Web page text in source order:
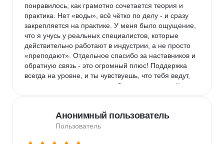
понравилось, как грамотно сочетается теория и
практика. Нет «воды», всё чётко по делу - и сразу
закрепляется на практике. У меня было ощущение,
что я учусь у реальных специалистов, которые
действительно работают в индустрии, а не просто
«преподают». Отдельное спасибо за наставников и
обратную связь - это огромный плюс! Поддержка
всегда на уровне, и ты чувствуешь, что тебя ведут,
подсказывают, направляют. Это вдохновляет. Курс
действительно работают и решают задачи
пользователей. Уже в процессе обучения я начала
Анонимный пользователь
Пользователь